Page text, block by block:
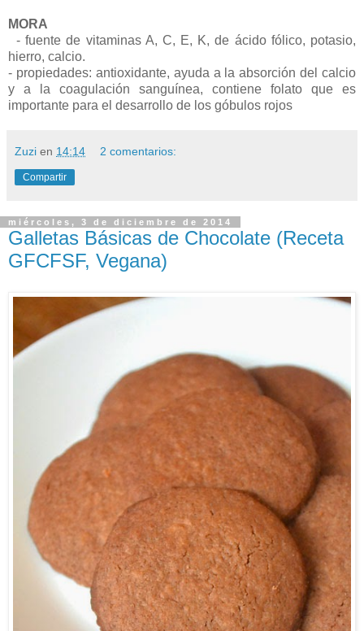
MORA
- fuente de vitaminas A, C, E, K, de ácido fólico, potasio,
hierro, calcio.
- propiedades: antioxidante, ayuda a la absorción del calcio
y a la coagulación sanguínea, contiene folato que es
importante para el desarrollo de los góbulos rojos
Zuzi en 14:14 2 comentarios:
Compartir
miércoles, 3 de diciembre de 2014
Galletas Básicas de Chocolate (Receta
GFCFSF, Vegana)